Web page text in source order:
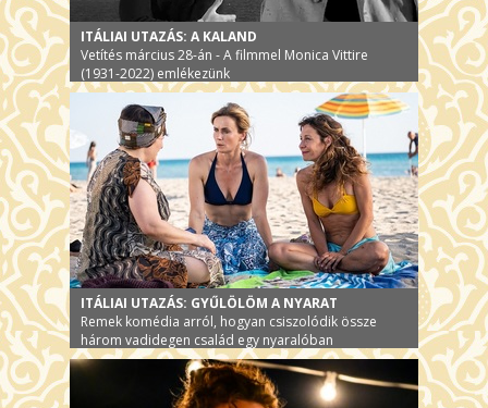
ITÁLIAI UTAZÁS: A KALAND
Vetítés március 28-án - A filmmel Monica Vittire
(1931-2022) emlékezünk
ITÁLIAI UTAZÁS: GYŰLÖLÖM A NYARAT
Remek komédia arról, hogyan csiszolódik össze
három vadidegen család egy nyaralóban